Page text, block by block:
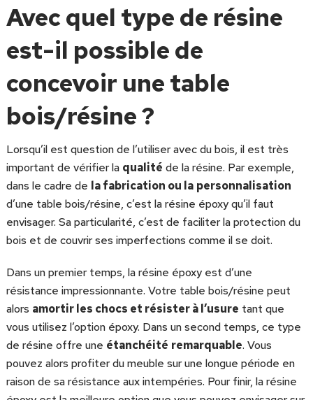
Avec quel type de résine
est-il possible de
concevoir une table
bois/résine ?
Lorsqu’il est question de l’utiliser avec du bois, il est très
important de vérifier la qualité de la résine. Par exemple,
dans le cadre de la fabrication ou la personnalisation
d’une table bois/résine, c’est la résine époxy qu’il faut
envisager. Sa particularité, c’est de faciliter la protection du
bois et de couvrir ses imperfections comme il se doit.
Dans un premier temps, la résine époxy est d’une
résistance impressionnante. Votre table bois/résine peut
alors amortir les chocs et résister à l’usure tant que
vous utilisez l’option époxy. Dans un second temps, ce type
de résine offre une étanchéité remarquable. Vous
pouvez alors profiter du meuble sur une longue période en
raison de sa résistance aux intempéries. Pour finir, la résine